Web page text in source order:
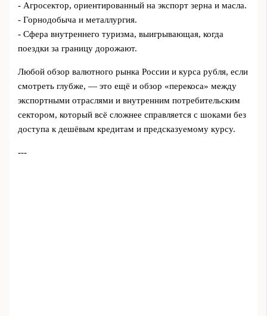
- Агросектор, ориентированный на экспорт зерна и масла.
- Горнодобыча и металлургия.
- Сфера внутреннего туризма, выигрывающая, когда
поездки за границу дорожают.
Любой обзор валютного рынка России и курса рубля, если
смотреть глубже, — это ещё и обзор «перекоса» между
экспортными отраслями и внутренним потребительским
сектором, который всё сложнее справляется с шоками без
доступа к дешёвым кредитам и предсказуемому курсу.
---